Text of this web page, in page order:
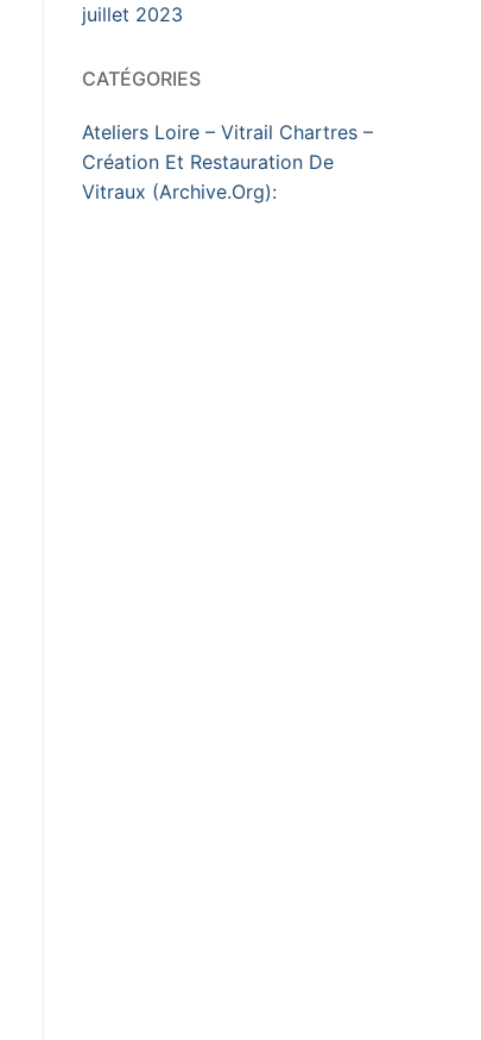
juillet 2023
CATÉGORIES
Ateliers Loire – Vitrail Chartres –
Création Et Restauration De
Vitraux (Archive.Org):